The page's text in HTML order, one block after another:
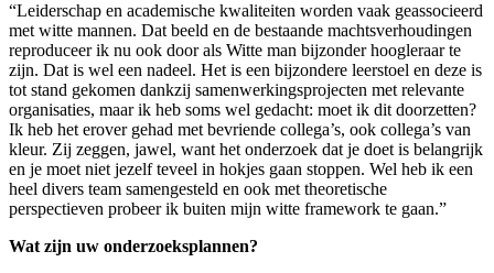
“Leiderschap en academische kwaliteiten worden vaak geassocieerd
met witte mannen. Dat beeld en de bestaande machtsverhoudingen
reproduceer ik nu ook door als Witte man bijzonder hoogleraar te
zijn. Dat is wel een nadeel. Het is een bijzondere leerstoel en deze is
tot stand gekomen dankzij samenwerkingsprojecten met relevante
organisaties, maar ik heb soms wel gedacht: moet ik dit doorzetten?
Ik heb het erover gehad met bevriende collega’s, ook collega’s van
kleur. Zij zeggen, jawel, want het onderzoek dat je doet is belangrijk
en je moet niet jezelf teveel in hokjes gaan stoppen. Wel heb ik een
heel divers team samengesteld en ook met theoretische
perspectieven probeer ik buiten mijn witte framework te gaan.”
Wat zijn uw onderzoeksplannen?